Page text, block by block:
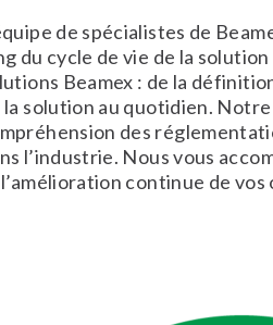
de spécialistes de
du cycle de vie de la
Beamex : de la
la solution au quotidien.
des
l’industrie. Nous vous
continue de